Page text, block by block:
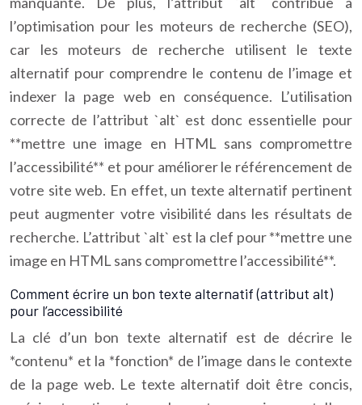
l’optimisation pour les moteurs de recherche (SEO),
car les moteurs de recherche utilisent le texte
alternatif pour comprendre le contenu de l’image et
indexer la page web en conséquence. L’utilisation
correcte de l’attribut `alt` est donc essentielle pour
**mettre une image en HTML sans compromettre
l’accessibilité** et pour améliorer le référencement de
votre site web. En effet, un texte alternatif pertinent
peut augmenter votre visibilité dans les résultats de
recherche. L’attribut `alt` est la clef pour **mettre une
image en HTML sans compromettre l’accessibilité**.
Comment écrire un bon texte alternatif (attribut alt)
pour l’accessibilité
La clé d’un bon texte alternatif est de décrire le
*contenu* et la *fonction* de l’image dans le contexte
de la page web. Le texte alternatif doit être concis,